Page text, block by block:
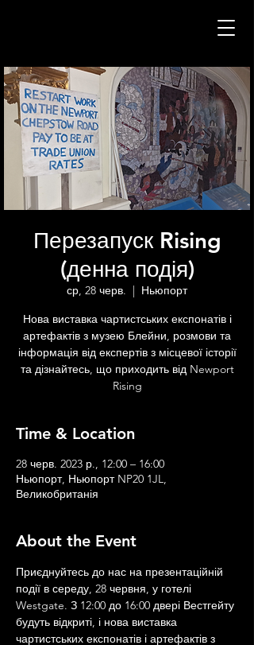
Перезапуск Rising
(денна подія)
ср, 28 черв.
  |
Ньюпорт
Нова виставка чартистських експонатів і
артефактів з музею Блейни, розмови та
інформація від експертів з місцевої історії
та дізнайтесь, що приходить від Newport
Rising
Time & Location
28 черв. 2023 р., 12:00 – 16:00
Ньюпорт, Ньюпорт NP20 1JL,
Великобританія
About the Event
Приєднуйтесь до нас на презентаційній
події в середу, 28 червня, у готелі
Westgate. З 12:00 до 16:00 двері Вестгейту
будуть відкриті, і нова виставка
чартистських експонатів і артефактів з